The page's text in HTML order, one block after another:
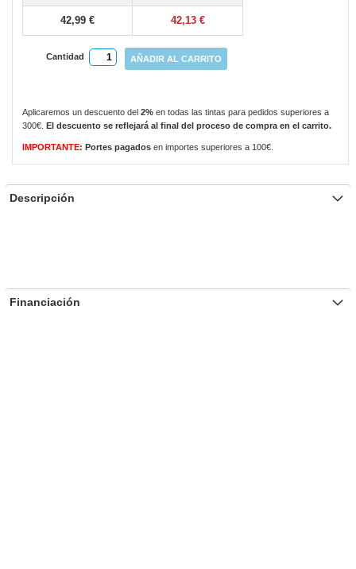
42,99 € 42,13 €
Cantidad AÑADIR AL CARRITO
Aplicaremos un descuento del 2% en todas las tintas para pedidos superiores a
300€.
El descuento se reflejará al final del proceso de compra en el carrito.
IMPORTANTE: Portes pagados en importes superiores a 100€.
gallery
Descripción
Financiación